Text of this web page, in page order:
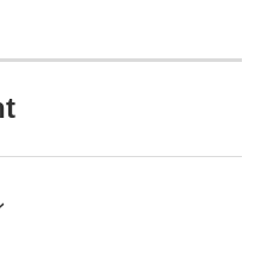
ですね！ ビジョン グラ
リスモをご存知ない方
モ（Vision Gran
）とは、ソニー・コン